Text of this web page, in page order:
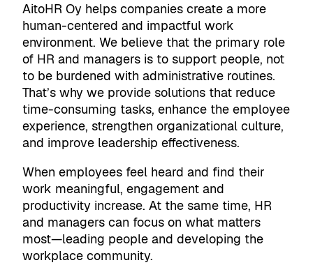
AitoHR Oy helps companies create a more
human-centered and impactful work
environment. We believe that the primary role
of HR and managers is to support people, not
to be burdened with administrative routines.
That’s why we provide solutions that reduce
time-consuming tasks, enhance the employee
experience, strengthen organizational culture,
and improve leadership effectiveness.
When employees feel heard and find their
work meaningful, engagement and
productivity increase. At the same time, HR
and managers can focus on what matters
most—leading people and developing the
workplace community.